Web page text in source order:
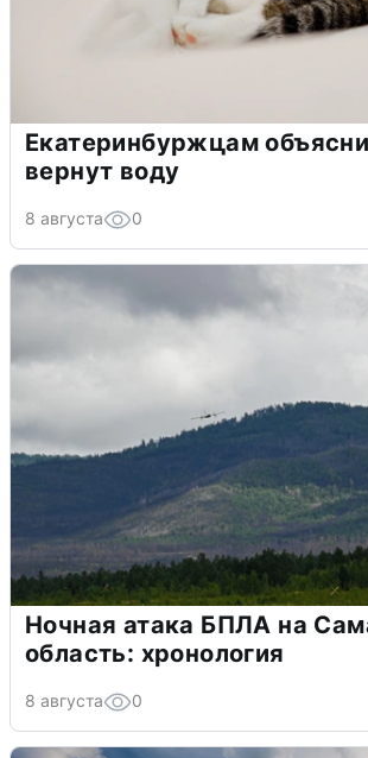
Екатеринбуржцам
вернут воду
8 августа 0
Ночная атака БПЛА на
область: хронология
8 августа 0